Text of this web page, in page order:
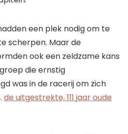
een plek nodig om te
scherpen. Maar de
ook een zeldzame kans
die ernstig
was in de racerij om zich
de uitgestrekte, 111 jaar oude